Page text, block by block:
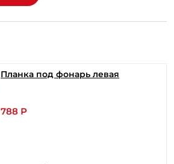
Планка под фонарь левая
788 Р